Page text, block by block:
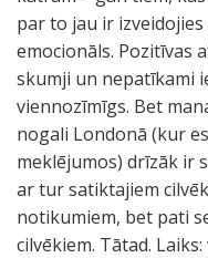
par to jau ir
emocionāls. Pozitīvas
skumji un nepatīkami
viennozīmīgs. Bet
nogali Londonā (kur
meklējumos) drīzāk ir
ar tur satiktajiem
notikumiem, bet pati
cilvēkiem. Tātad.